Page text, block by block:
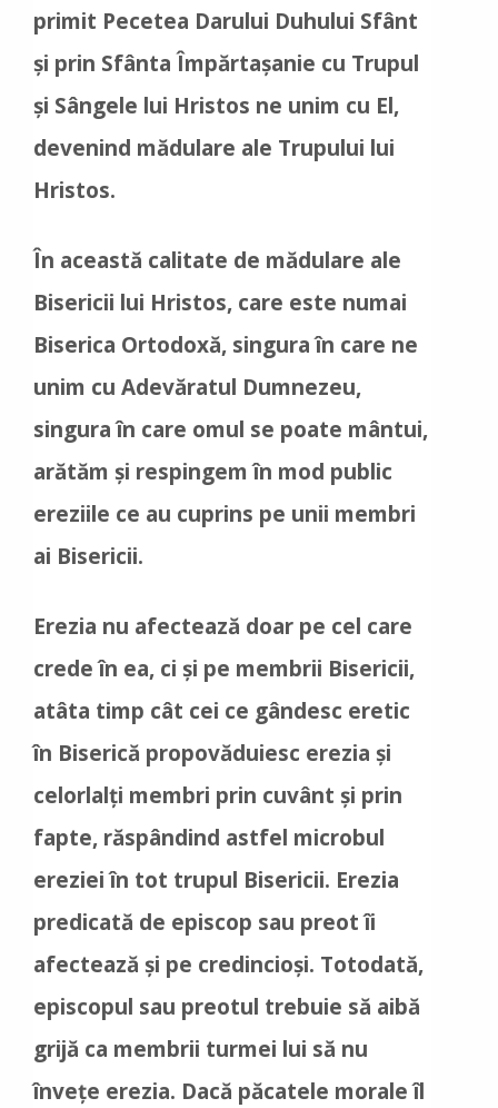
primit Pecetea Darului Duhului Sfânt
și prin Sfânta Împărtașanie cu Trupul
și Sângele lui Hristos ne unim cu El,
devenind mădulare ale Trupului lui
Hristos.
În această calitate de mădulare ale
Bisericii lui Hristos, care este numai
Biserica Ortodoxă, singura în care ne
unim cu Adevăratul Dumnezeu,
singura în care omul se poate mântui,
arătăm şi respingem în mod public
ereziile ce au cuprins pe unii membri
ai Bisericii.
Erezia nu afectează doar pe cel care
crede în ea, ci și pe membrii Bisericii,
atâta timp cât cei ce gândesc eretic
în Biserică propovăduiesc erezia și
celorlalți membri prin cuvânt și prin
fapte, răspândind astfel microbul
ereziei în tot trupul Bisericii. Erezia
predicată de episcop sau preot îi
afectează și pe credincioși. Totodată,
episcopul sau preotul trebuie să aibă
grijă ca membrii turmei lui să nu
învețe erezia. Dacă păcatele morale îl